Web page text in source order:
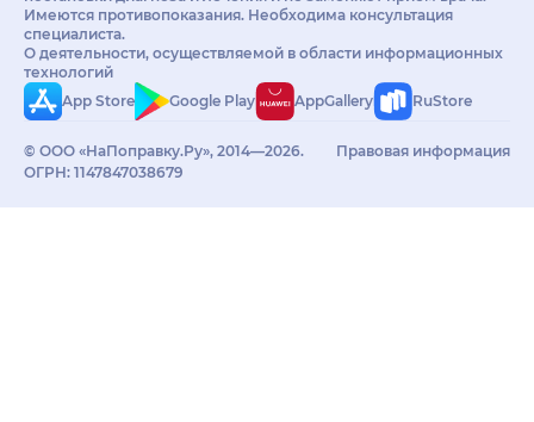
Имеются противопоказания. Необходима консультация
специалиста.
О деятельности, осуществляемой в области информационных
технологий
App Store
Google Play AppGallery RuStore
© ООО «НаПоправку.Ру», 2014—2026.
ОГРН: 1147847038679
Правовая информация